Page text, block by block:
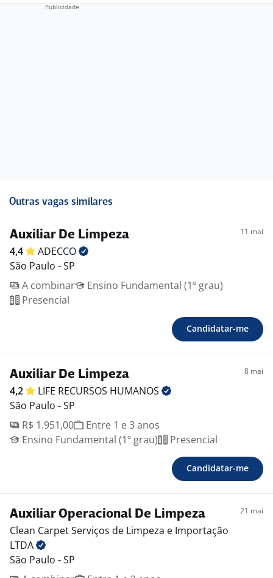
Outras vagas similares
Auxiliar De Limpeza 11 mai
4,4
ADECCO
São Paulo - SP
A combinar
Ensino Fundamental (1º grau)
Presencial
Candidatar-me
Auxiliar De Limpeza 8 mai
4,2 LIFE RECURSOS HUMANOS
São Paulo - SP
R$ 1.951,00
Entre 1 e 3 anos
Ensino Fundamental (1º grau)
Presencial
Candidatar-me
Auxiliar Operacional De Limpeza 21 mai
Clean Carpet Serviços de Limpeza e Importação
LTDA
São Paulo - SP